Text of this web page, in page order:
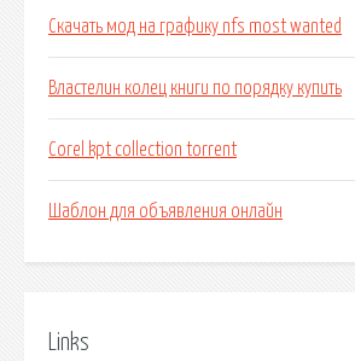
Скачать мод на графику nfs most wanted
Властелин колец книги по порядку купить
Corel kpt collection torrent
Шаблон для объявления онлайн
Links